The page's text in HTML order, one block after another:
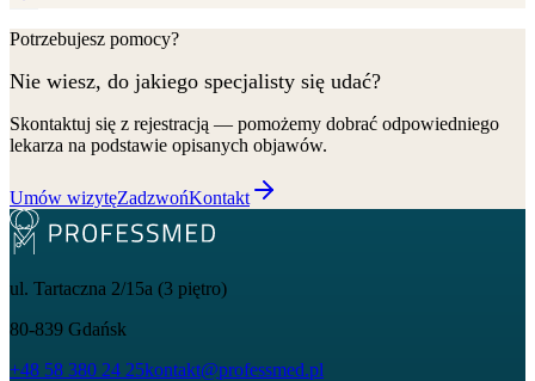
Potrzebujesz pomocy?
Nie wiesz, do jakiego specjalisty się udać?
Skontaktuj się z rejestracją — pomożemy dobrać odpowiedniego
lekarza na podstawie opisanych objawów.
Umów wizytęZadzwońKontakt
ul. Tartaczna 2/15a (3 piętro)
80-839 Gdańsk
+48 58 380 24 25kontakt@professmed.pl